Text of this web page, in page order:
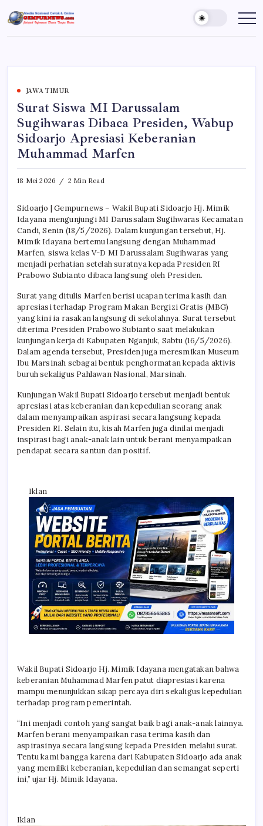
to
content
Gempur
News
Jelajah
Dunia
JAWA TIMUR
Surat Siswa MI Darussalam
Sugihwaras Dibaca Presiden, Wabup
Sidoarjo Apresiasi Keberanian
Muhammad Marfen
18 Mei 2026 2 Min Read
Sidoarjo | Gempurnews – Wakil Bupati Sidoarjo Hj. Mimik
Idayana mengunjungi MI Darussalam Sugihwaras Kecamatan
Candi, Senin (18/5/2026). Dalam kunjungan tersebut, Hj.
Mimik Idayana bertemu langsung dengan Muhammad
Marfen, siswa kelas V-D MI Darussalam Sugihwaras yang
menjadi perhatian setelah suratnya kepada Presiden RI
Prabowo Subianto dibaca langsung oleh Presiden.
Surat yang ditulis Marfen berisi ucapan terima kasih dan
apresiasi terhadap Program Makan Bergizi Gratis (MBG)
yang kini ia rasakan langsung di sekolahnya. Surat tersebut
diterima Presiden Prabowo Subianto saat melakukan
kunjungan kerja di Kabupaten Nganjuk, Sabtu (16/5/2026).
Dalam agenda tersebut, Presiden juga meresmikan Museum
Ibu Marsinah sebagai bentuk penghormatan kepada aktivis
buruh sekaligus Pahlawan Nasional, Marsinah.
Kunjungan Wakil Bupati Sidoarjo tersebut menjadi bentuk
apresiasi atas keberanian dan kepedulian seorang anak
dalam menyampaikan aspirasi secara langsung kepada
Presiden RI. Selain itu, kisah Marfen juga dinilai menjadi
inspirasi bagi anak-anak lain untuk berani menyampaikan
pendapat secara santun dan positif.
Iklan
Wakil Bupati Sidoarjo Hj. Mimik Idayana mengatakan bahwa
keberanian Muhammad Marfen patut diapresiasi karena
mampu menunjukkan sikap percaya diri sekaligus kepedulian
terhadap program pemerintah.
“Ini menjadi contoh yang sangat baik bagi anak-anak lainnya.
Marfen berani menyampaikan rasa terima kasih dan
aspirasinya secara langsung kepada Presiden melalui surat.
Tentu kami bangga karena dari Kabupaten Sidoarjo ada anak
yang memiliki keberanian, kepedulian dan semangat seperti
ini,” ujar Hj. Mimik Idayana.
Iklan